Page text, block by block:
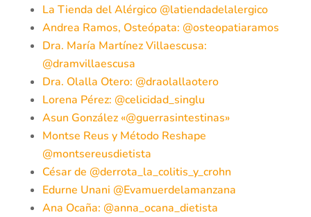
La Tienda del Alérgico @latiendadelalergico
Andrea Ramos, Osteópata: @osteopatiaramos
Dra. María Martínez Villaescusa:
@dramvillaescusa
Dra. Olalla Otero: @draolallaotero
Lorena Pérez: @celicidad_singlu
Asun González «@guerrasintestinas»
Montse Reus y Método Reshape
@montsereusdietista
César de @derrota_la_colitis_y_crohn
Edurne Unani @Evamuerdelamanzana
Ana Ocaña: @anna_ocana_dietista